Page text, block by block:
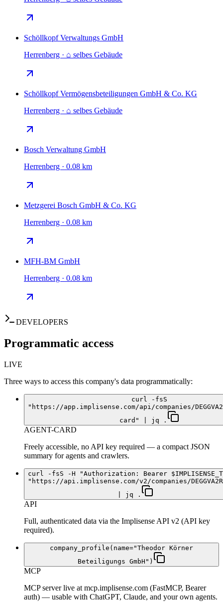
Schöllkopf Verwaltungs GmbH
Herrenberg · ⌂ selbes Gebäude
Schöllkopf Vermögensbeteiligungen GmbH & Co. KG
Herrenberg · ⌂ selbes Gebäude
Bosch Verwaltung GmbH
Herrenberg · 0.08 km
Metzgerei Bosch GmbH & Co. KG
Herrenberg · 0.08 km
MFH-BM GmbH
Herrenberg · 0.08 km
DEVELOPERS
Programmatic access
LIVE
Three ways to access this company's data programmatically:
curl -fsS
"https://app.implisense.com/api/companies/
card" | jq .
AGENT-CARD
Freely accessible, no API key required — a compact JSON
summary for agents and crawlers.
curl -fsS -H "Authorization: Bearer
"https://api.implisense.com/v2/companies/
| jq .
API
Full, authenticated data via the Implisense API v2 (API key
required).
company_profile(name="Theodor Körner
Beteiligungs GmbH")
MCP
MCP server live at mcp.implisense.com (FastMCP, Bearer
auth) — usable with ChatGPT, Claude, and your own agents.